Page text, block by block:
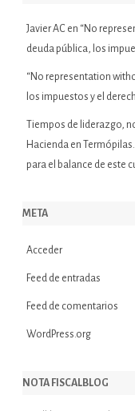
Javier AC en “No
deuda pública, los
“No representation
los impuestos y el
Tiempos de liderazgo,
Hacienda en
para el balance de este
META
Acceder
Feed de entradas
Feed de comentarios
WordPress.org
NOTA FISCALBLOG